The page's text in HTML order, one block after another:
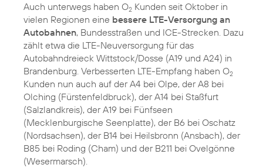
Auch unterwegs haben O2 Kunden seit Oktober in
vielen Regionen eine bessere LTE-Versorgung an
Autobahnen, Bundesstraßen und ICE-Strecken. Dazu
zählt etwa die LTE-Neuversorgung für das
Autobahndreieck Wittstock/Dosse (A19 und A24) in
Brandenburg. Verbesserten LTE-Empfang haben O2
Kunden nun auch auf der A4 bei Olpe, der A8 bei
Olching (Fürstenfeldbruck), der A14 bei Staßfurt
(Salzlandkreis), der A19 bei Fünfseen
(Mecklenburgische Seenplatte), der B6 bei Oschatz
(Nordsachsen), der B14 bei Heilsbronn (Ansbach), der
B85 bei Roding (Cham) und der B211 bei Ovelgönne
(Wesermarsch).